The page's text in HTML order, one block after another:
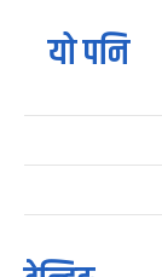
यो पनि